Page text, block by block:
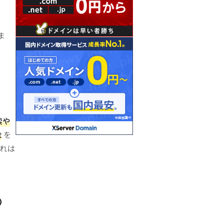
や
を
は